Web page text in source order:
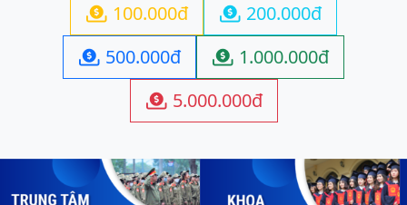
 100.000đ  200.000đ
 500.000đ  1.000.000đ
 5.000.000đ